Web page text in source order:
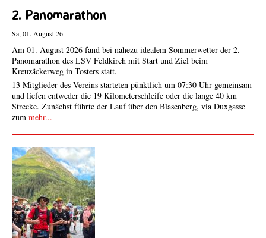
2. Panomarathon
Sa, 01. August 26
Am 01. August 2026 fand bei nahezu idealem Sommerwetter der 2.
Panomarathon des LSV Feldkirch mit Start und Ziel beim
Kreuzäckerweg in Tosters statt.
13 Mitglieder des Vereins starteten pünktlich um 07:30 Uhr gemeinsam
und liefen entweder die 19 Kilometerschleife oder die lange 40 km
Strecke. Zunächst führte der Lauf über den Blasenberg, via Duxgasse
zum mehr...